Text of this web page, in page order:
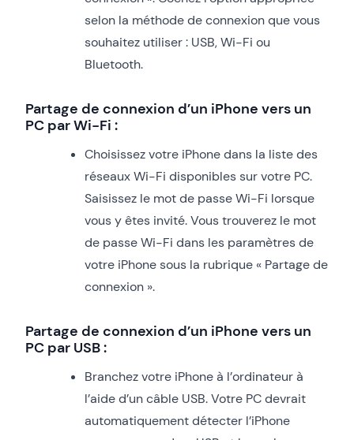
selon la méthode de connexion que vous
souhaitez utiliser : USB, Wi-Fi ou
Bluetooth.
Partage de connexion d’un iPhone vers un
PC par Wi-Fi :
Choisissez votre iPhone dans la liste des
réseaux Wi-Fi disponibles sur votre PC.
Saisissez le mot de passe Wi-Fi lorsque
vous y êtes invité. Vous trouverez le mot
de passe Wi-Fi dans les paramètres de
votre iPhone sous la rubrique « Partage de
connexion ».
Partage de connexion d’un iPhone vers un
PC par USB :
Branchez votre iPhone à l’ordinateur à
l’aide d’un câble USB. Votre PC devrait
automatiquement détecter l’iPhone